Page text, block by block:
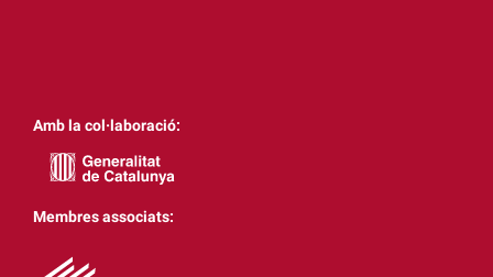
Amb la col·laboració:
Membres associats: